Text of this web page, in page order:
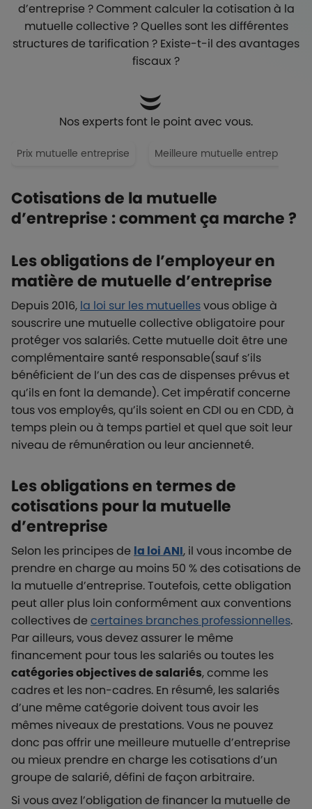
d’entreprise ? Comment calculer la cotisation à la
mutuelle collective ? Quelles sont les différentes
structures de tarification ? Existe-t-il des avantages
fiscaux ?
Nos experts font le point avec vous.
Prix mutuelle entreprise Meilleure mutuelle entreprise
Cotisations de la mutuelle
d’entreprise : comment ça marche ?
Les obligations de l’employeur en
matière de mutuelle d’entreprise
Depuis 2016, la loi sur les mutuellesvous oblige à
souscrire une mutuelle collective obligatoire pour
protéger vos salariés. Cette mutuelle doit être une
complémentaire santé responsable(sauf s’ils
bénéficient de l’un des cas de dispenses prévus et
qu’ils en font la demande). Cet impératif concerne
tous vos employés, qu’ils soient en CDI ou en CDD, à
temps plein ou à temps partiel et quel que soit leur
niveau de rémunération ou leur ancienneté.
Les obligations en termes de
cotisations pour la mutuelle
d’entreprise
Selon les principes de la loi ANI, il vous incombe de
prendre en charge au moins 50 % des cotisations de
la mutuelle d’entreprise. Toutefois, cette obligation
peut aller plus loin conformément aux conventions
collectives decertaines branches professionnelles.
Par ailleurs, vous devez assurer le même
financement pour tous les salariés ou toutes les
catégories objectives de salariés, comme les
cadres et les non-cadres. En résumé, les salariés
d’une même catégorie doivent tous avoir les
mêmes niveaux de prestations. Vous ne pouvez
donc pas offrir une meilleure mutuelle d’entreprise
ou mieux prendre en charge les cotisations d’un
groupe de salarié, défini de façon arbitraire.
Si vous avez l’obligation de financer la mutuelle de